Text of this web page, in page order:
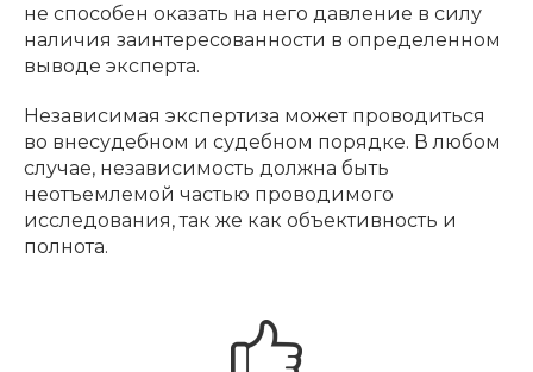
не способен оказать на него давление в силу
наличия заинтересованности в определенном
выводе эксперта.
Независимая экспертиза может проводиться
во внесудебном и судебном порядке. В любом
случае, независимость должна быть
неотъемлемой частью проводимого
исследования, так же как объективность и
полнота.